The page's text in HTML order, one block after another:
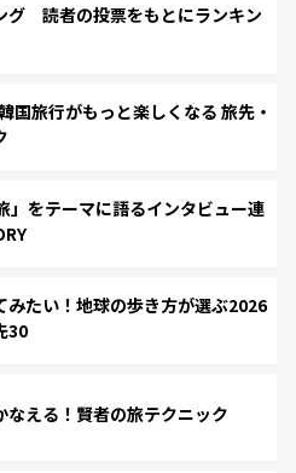
グ 読者の投票をもとにランキン
旅行がもっと楽しくなる 旅先・
」をテーマに語るインタビュー連
みたい！地球の歩き方が選ぶ2026
30
なえる！賢者の旅テクニック